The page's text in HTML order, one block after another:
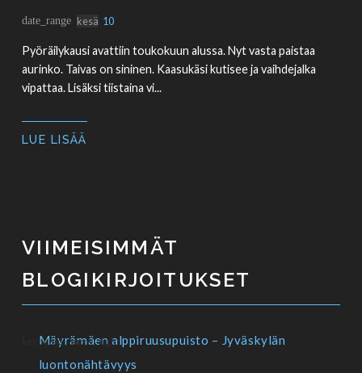
date_range kesä 10
Pyöräilykausi avattiin toukokuun alussa. Nyt vasta paistaa
aurinko. Taivas on sininen. Kaasukäsi kutisee ja vaihdejalka
vipattaa. Lisäksi tiistaina vi...
LUE LISÄÄ
VIIMEISIMMÄT
BLOGIKIRJOITUKSET
Mäyrämäen alppiruusupuisto – Jyväskylän
luontonähtävyys